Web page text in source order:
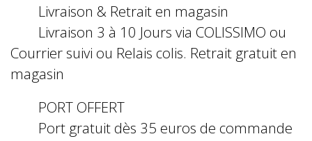
Livraison & Retrait en magasin
Livraison 3 à 10 Jours via COLISSIMO ou
Courrier suivi ou Relais colis. Retrait gratuit en
magasin
PORT OFFERT
Port gratuit dès 35 euros de commande